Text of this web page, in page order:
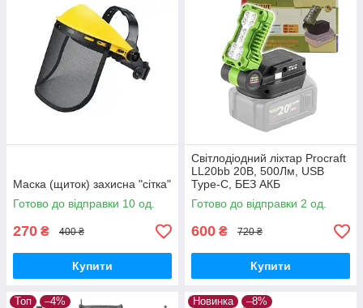
Маска (щиток) захисна "сітка"
Готово до відправки 10 од.
270 ₴ 400 ₴
Купити
Світлодіодний ліхтар Procraft
LL20bb 20В, 500Лм, USB
Type-C, БЕЗ АКБ
Готово до відправки 2 од.
600 ₴ 720 ₴
Купити
Топ –4% Новинка –8%